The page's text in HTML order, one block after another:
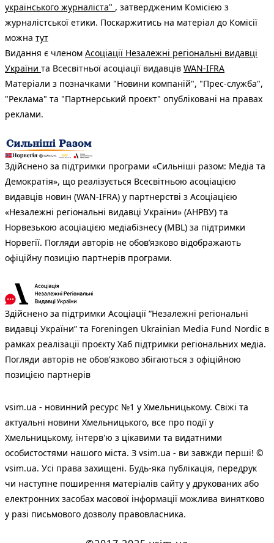
українського журналіста" , затвердженим Комісією з
журналістської етики. Поскаржитись на матеріал до Комісії
можна тут
Видання є членом Асоціації Незалежні регіональні видавці
України та Всесвітньої асоціації видавців WAN-IFRA
Матеріали з позначками "Новини компаній", "Прес-служба",
"Реклама" та "Партнерський проєкт" опубліковані на правах
реклами.
Здійснено за підтримки програми «Сильніші разом: Медіа та
Демократія», що реалізується Всесвітньою асоціацією
видавців новин (WAN-IFRA) у партнерстві з Асоціацією
«Незалежні регіональні видавці України» (АНРВУ) та
Норвезькою асоціацією медіабізнесу (MBL) за підтримки
Норвегії. Погляди авторів не обов’язково відображають
офіційну позицію партнерів програми.
Здійснено за підтримки Асоціації “Незалежні регіональні
видавці України” та Foreningen Ukrainian Media Fund Nordic в
рамках реалізації проєкту Хаб підтримки регіональних медіа.
Погляди авторів не обов'язково збігаються з офіційною
позицією партнерів
vsim.ua - новинний ресурс №1 у Хмельницькому. Свіжі та
актуальні новини Хмельницького, все про події у
Хмельницькому, інтерв'ю з цікавими та видатними
особистостями нашого міста. З vsim.ua - ви завжди перші! ©
vsim.ua. Усі права захищені. Будь-яка публiкацiя, передрук
чи наступне поширення матеріалів сайту у друкованих або
електронних засобах масової інформації можлива винятково
у разі письмового дозволу правовласника.